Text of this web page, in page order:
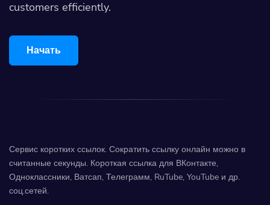
customers efficiently.
Начать
Сервис коротких ссылок. Сократить ссылку онлайн можно в
считанные секунды. Короткая ссылка для ВКонтакте,
Одноклассники, Ватсап, Телеграмм, RuTube, YouTube и др.
соц.сетей.